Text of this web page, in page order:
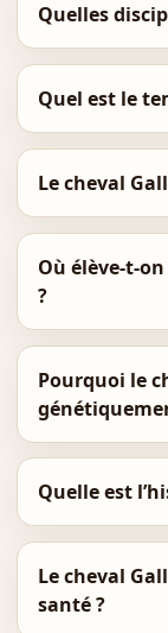
Quelles
Quel est le
Le cheval
Où élève-t-
?
Pourquoi le
Quelle est
Le cheval
santé ?